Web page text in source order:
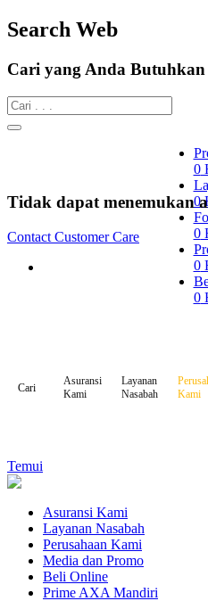
Search Web
Cari yang Anda Butuhkan
0
0
0
0
0
Tidak dapat menemukan
Contact Customer Care
Cari
Asuransi
Kami
Layanan
Nasabah
Kami
Temui
Asuransi Kami
Layanan Nasabah
Perusahaan Kami
Media dan Promo
Beli Online
Prime AXA Mandiri